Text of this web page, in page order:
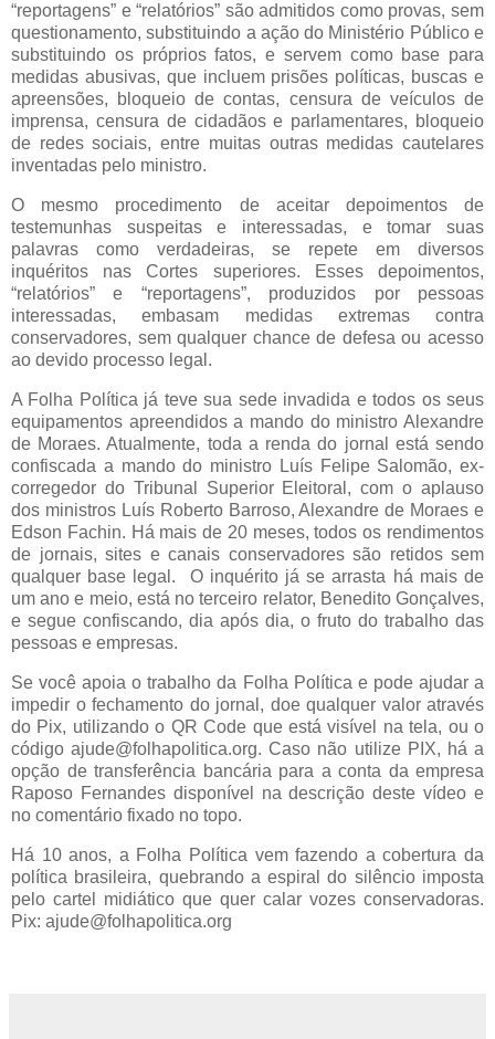
“reportagens” e “relatórios” são admitidos como provas, sem
questionamento, substituindo a ação do Ministério Público e
substituindo os próprios fatos, e servem como base para
medidas abusivas, que incluem prisões políticas, buscas e
apreensões, bloqueio de contas, censura de veículos de
imprensa, censura de cidadãos e parlamentares, bloqueio
de redes sociais, entre muitas outras medidas cautelares
inventadas pelo ministro.
O mesmo procedimento de aceitar depoimentos de
testemunhas suspeitas e interessadas, e tomar suas
palavras como verdadeiras, se repete em diversos
inquéritos nas Cortes superiores. Esses depoimentos,
“relatórios” e “reportagens”, produzidos por pessoas
interessadas, embasam medidas extremas contra
conservadores, sem qualquer chance de defesa ou acesso
ao devido processo legal.
A Folha Política já teve sua sede invadida e todos os seus
equipamentos apreendidos a mando do ministro Alexandre
de Moraes. Atualmente, toda a renda do jornal está sendo
confiscada a mando do ministro Luís Felipe Salomão, ex-
corregedor do Tribunal Superior Eleitoral, com o aplauso
dos ministros Luís Roberto Barroso, Alexandre de Moraes e
Edson Fachin. Há mais de 20 meses, todos os rendimentos
de jornais, sites e canais conservadores são retidos sem
qualquer base legal. O inquérito já se arrasta há mais de
um ano e meio, está no terceiro relator, Benedito Gonçalves,
e segue confiscando, dia após dia, o fruto do trabalho das
pessoas e empresas.
Se você apoia o trabalho da Folha Política e pode ajudar a
impedir o fechamento do jornal, doe qualquer valor através
do Pix, utilizando o QR Code que está visível na tela, ou o
código ajude@folhapolitica.org. Caso não utilize PIX, há a
opção de transferência bancária para a conta da empresa
Raposo Fernandes disponível na descrição deste vídeo e
no comentário fixado no topo.
Há 10 anos, a Folha Política vem fazendo a cobertura da
política brasileira, quebrando a espiral do silêncio imposta
pelo cartel midiático que quer calar vozes conservadoras.
Pix: ajude@folhapolitica.org